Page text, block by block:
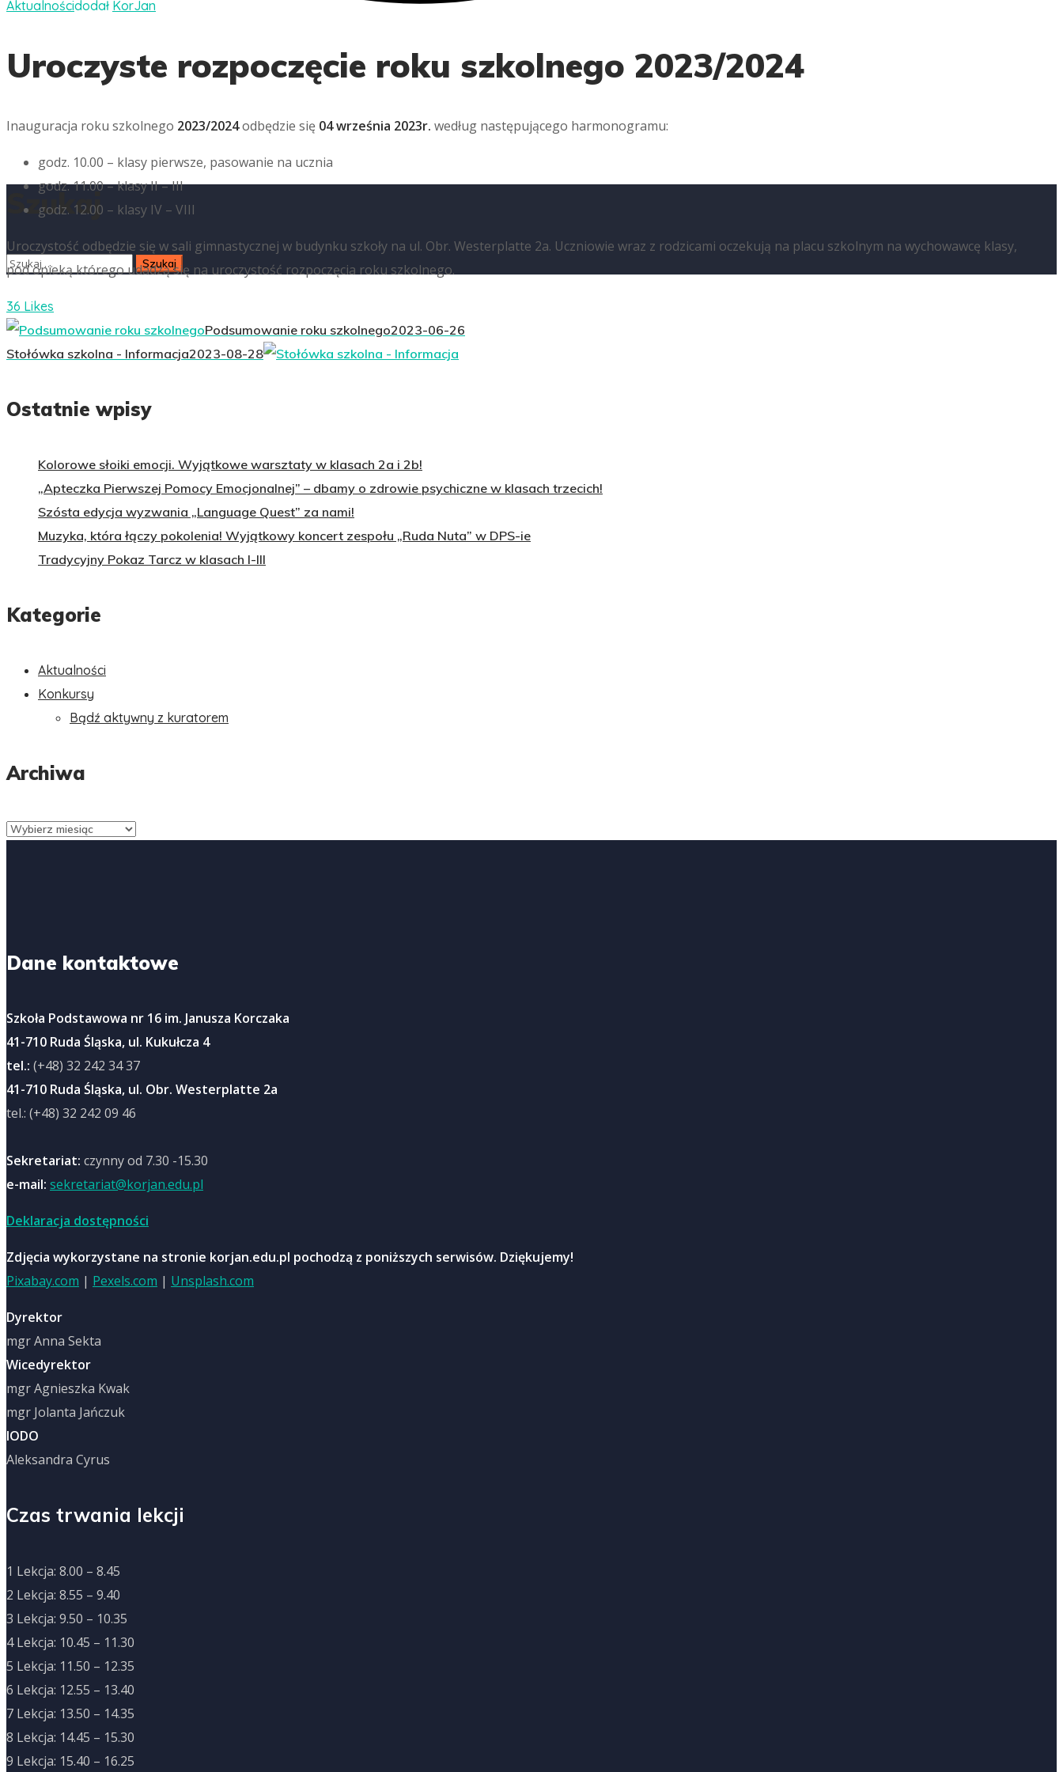
Szukaj
Aktualnościdodał KorJan
Uroczyste rozpoczęcie roku szkolnego 2023/2024
Inauguracja roku szkolnego 2023/2024odbędzie się 04 września 2023r. według następującego harmonogramu:
godz. 10.00 – klasy pierwsze, pasowanie na ucznia
godz. 11.00 – klasy II – III
godz. 12.00 – klasy IV – VIII
Uroczystość odbędzie się w sali gimnastycznej w budynku szkoły na ul. Obr. Westerplatte 2a. Uczniowie wraz z rodzicami oczekują na placu szkolnym na wychowawcę klasy,
pod opieką którego udadzą się na uroczystość rozpoczęcia roku szkolnego.
36 Likes
Podsumowanie roku szkolnego2023-06-26
Stołówka szkolna - Informacja2023-08-28
Ostatnie wpisy
Kolorowe słoiki emocji. Wyjątkowe warsztaty w klasach 2a i 2b!
„Apteczka Pierwszej Pomocy Emocjonalnej” – dbamy o zdrowie psychiczne w klasach trzecich!
Szósta edycja wyzwania „Language Quest” za nami!
Muzyka, która łączy pokolenia! Wyjątkowy koncert zespołu „Ruda Nuta” w DPS-ie
Tradycyjny Pokaz Tarcz w klasach I-III
Kategorie
Aktualności
Konkursy
Bądź aktywny z kuratorem
Archiwa
Archiwa
Dane kontaktowe
Szkoła Podstawowa nr 16 im. Janusza Korczaka
41-710 Ruda Śląska, ul. Kukułcza 4
tel.: (+48) 32 242 34 37
41-710 Ruda Śląska, ul. Obr. Westerplatte 2a
tel.: (+48) 32 242 09 46
Sekretariat: czynny od 7.30 -15.30
e-mail: sekretariat@korjan.edu.pl
Deklaracja dostępności
Zdjęcia wykorzystane na stronie korjan.edu.pl pochodzą z poniższych serwisów. Dziękujemy!
Pixabay.com | Pexels.com | Unsplash.com
Dyrektor
mgr Anna Sekta
Wicedyrektor
mgr Agnieszka Kwak
mgr Jolanta Jańczuk
IODO
Aleksandra Cyrus
Czas trwania lekcji
1 Lekcja: 8.00 – 8.45
2 Lekcja: 8.55 – 9.40
3 Lekcja: 9.50 – 10.35
4 Lekcja: 10.45 – 11.30
5 Lekcja: 11.50 – 12.35
6 Lekcja: 12.55 – 13.40
7 Lekcja: 13.50 – 14.35
8 Lekcja: 14.45 – 15.30
9 Lekcja: 15.40 – 16.25